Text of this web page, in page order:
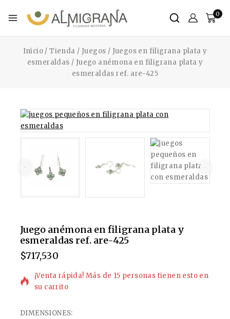
0
Inicio / Tienda / Juegos / Juegos en filigrana plata y
esmeraldas / Juego anémona en filigrana plata y
esmeraldas ref. are-425
Juego anémona en filigrana plata y
esmeraldas ref. are-425
$717,530
11 productos vendidos en las últimas 7 horas
¡Venta rápida! Más de 15 personas tienen esto en
su carrito
DIMENSIONES: